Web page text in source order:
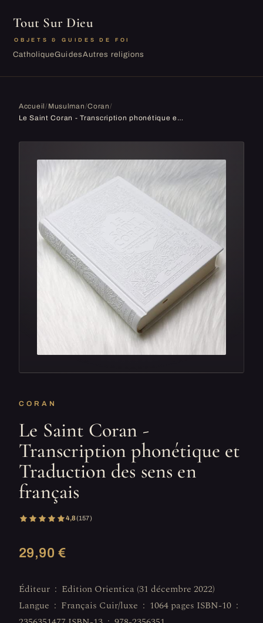
Tout Sur Dieu
OBJETS & GUIDES DE FOI
CatholiqueGuidesAutres religions
Accueil/ Musulman/Coran/
Le Saint Coran - Transcription phonétique et Traduction des sens en français
CORAN
Le Saint Coran -
Transcription phonétique et
Traduction des sens en
français
4,8(157)
29,90 €
Éditeur ‏ : ‎ Edition Orientica (31 décembre 2022)
Langue ‏ : ‎ Français Cuir/luxe ‏ : ‎ 1064 pages ISBN-10 ‏ : ‎